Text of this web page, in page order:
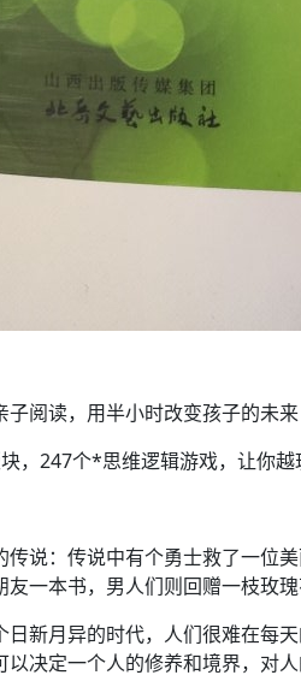
子阅读，用半小时改变孩子的未
，247个*思维逻辑游戏，让你越
传说：传说中有个勇士救了一位
友一本书，男人们则回赠一枝玫
日新月异的时代，人们很难在每
以决定一个人的修养和境界，对